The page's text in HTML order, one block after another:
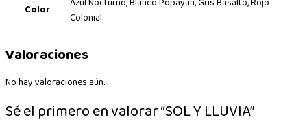
Color
Colonial
Valoraciones
No hay valoraciones aún.
Sé el primero en valorar “SOL Y LLUVIA”